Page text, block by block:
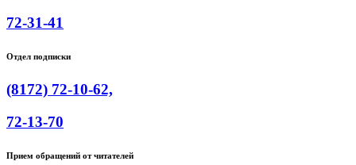
72-31-41
Отдел подписки
(8172) 72-10-62,
72-13-70
Прием обращений от читателей